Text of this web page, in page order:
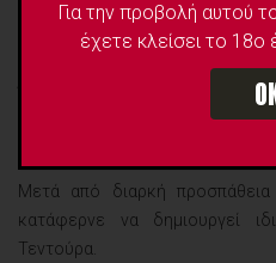
Για την προβολή αυτού
έχετε κλείσει το 18ο
Τεντούρας. Στο λιμάνι της
Θησαυρούς που έρχονταν τότε
Έτσι γαρύφαλλο από την
μοσχοκάρυδο από την Ινδία,
Μετά από διαρκή
κατάφερνε να δημιουργεί
Τεντούρα.